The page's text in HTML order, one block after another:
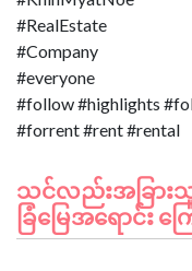
#RealEstate
#Company
#everyone
#follow #highlights
သင်လည်းအခြား
ခြံမြေအရောင်း ကြ